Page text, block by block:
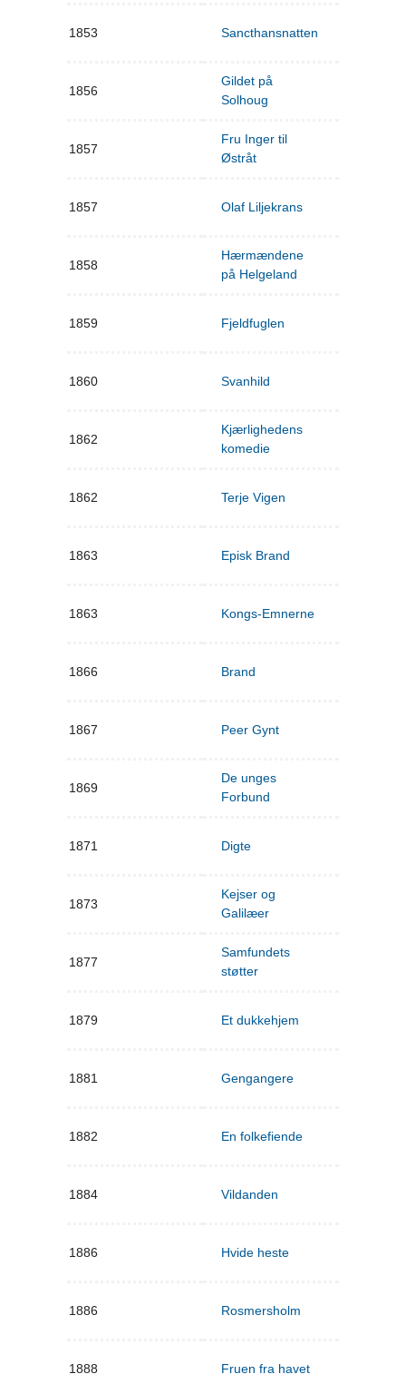
1853 Sancthansnatten
1856
Gildet på
Solhoug
1857
Fru Inger til
Østråt
1857 Olaf Liljekrans
1858
Hærmændene
på Helgeland
1859 Fjeldfuglen
1860 Svanhild
1862
Kjærlighedens
komedie
1862 Terje Vigen
1863 Episk Brand
1863 Kongs-Emnerne
1866 Brand
1867 Peer Gynt
1869
De unges
Forbund
1871 Digte
1873
Kejser og
Galilæer
1877
Samfundets
støtter
1879 Et dukkehjem
1881 Gengangere
1882 En folkefiende
1884 Vildanden
1886 Hvide heste
1886 Rosmersholm
1888 Fruen fra havet